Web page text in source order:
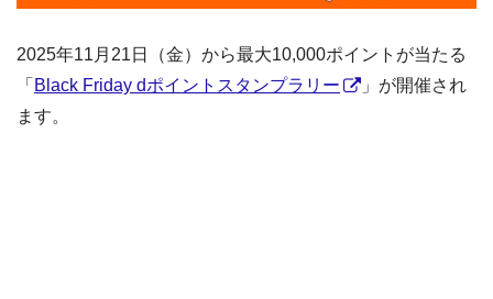
2025年11月21日（金）から最大10,000ポイントが当たる
「 Black Friday dポイントスタンプラリー
」が開催され
ます。